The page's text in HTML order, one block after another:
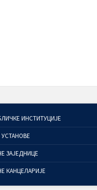
ИНСТИТУЦИЈЕ
УСТАНОВЕ
ЗАЈЕДНИЦЕ
КАНЦЕЛАРИЈЕ